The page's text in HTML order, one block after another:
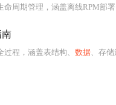
命周期管理，涵盖离线RPM部
南
过程，涵盖表结构、 数据、存